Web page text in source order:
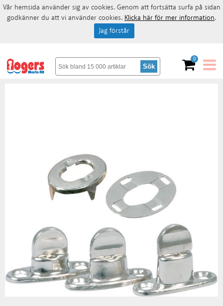
0
Vår hemsida använder sig av cookies. Genom att fortsätta surfa på sidan
godkänner du att vi använder cookies. Klicka här för mer information.
Jag förstår